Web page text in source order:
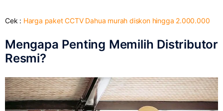
Cek : Harga paket CCTV Dahua murah diskon hingga 2.000.000
Mengapa Penting Memilih Distributor
Resmi?